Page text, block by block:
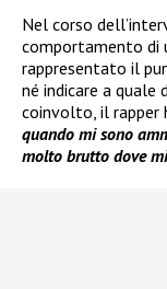
Nel corso
comportamento di
rappresentato il
né indicare a
coinvolto, il rapper
quando mi sono
molto brutto dove